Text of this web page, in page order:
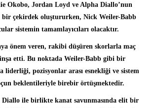
Okobo, Jordan Loyd ve Alpha Diallo’nun
bir çekirdek oluştururken, Nick Weiler-Babb
sistemin tamamlayıcıları olacaktır.
önem veren, rakibi düşüren skorlarla maç
etti. Bu noktada Weiler-Babb gibi bir
liderliği, pozisyonlar arası esnekliği ve sistem
beklentileriyle birebir örtüşmektedir.
Diallo ile birlikte kanat savunmasında elit bir